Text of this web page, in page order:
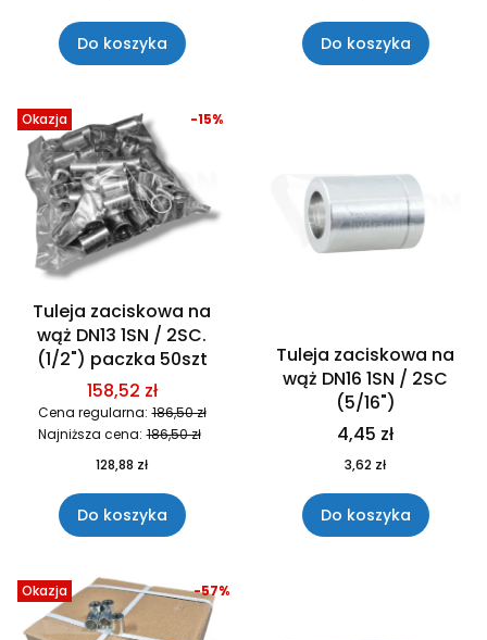
Do koszyka Do koszyka
Okazja
Tuleja zaciskowa na
wąż DN13 1SN / 2SC.
(1/2") paczka 50szt
158,52 zł
Cena regularna: 186,50 zł
-15%
Najniższa cena: 186,50 zł
128,88 zł
Do koszyka
Tuleja zaciskowa na
wąż DN16 1SN / 2SC
(5/16")
4,45 zł
3,62 zł
Do koszyka
Okazja -57%